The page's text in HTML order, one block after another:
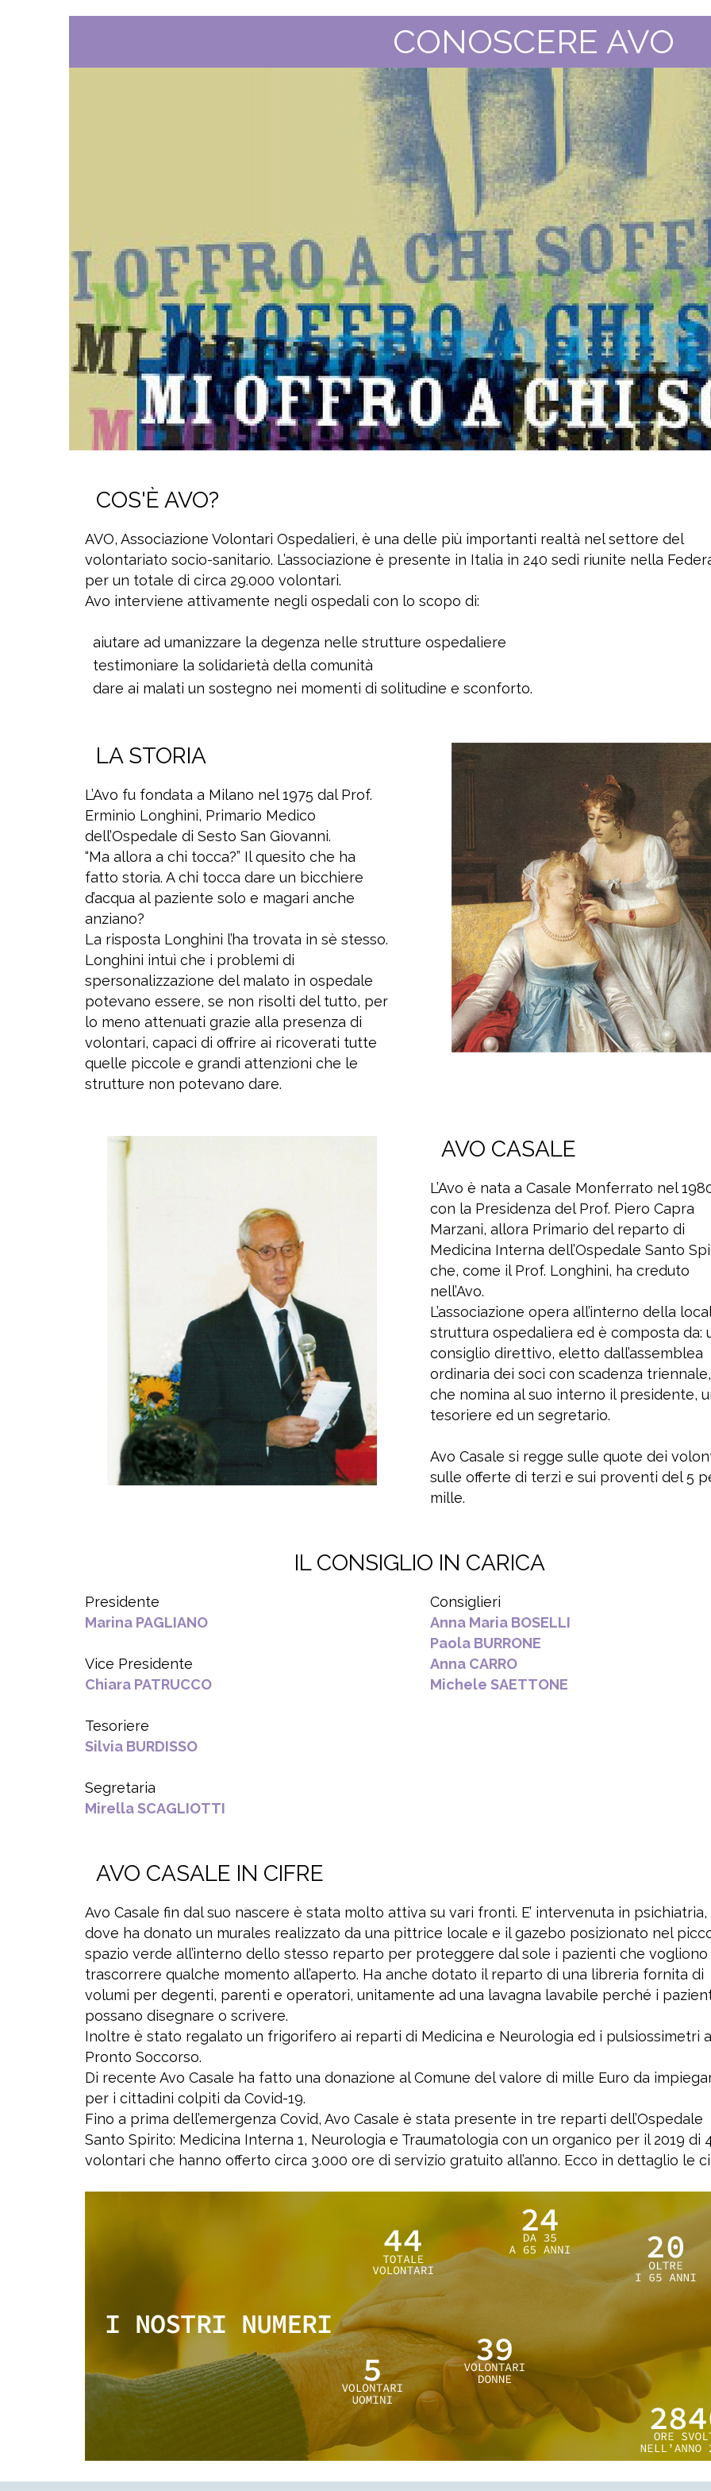
CONOSCERE AVO
COS'È AVO?
AVO, Associazione Volontari Ospedalieri, è una delle più importanti realtà nel settore del
volontariato socio-sanitario. L’associazione è presente in Italia in 240 sedi riunite nella
per un totale di circa 29.000 volontari.
Avo interviene attivamente negli ospedali con lo scopo di:
aiutare ad umanizzare la degenza nelle strutture ospedaliere
testimoniare la solidarietà della comunità
dare ai malati un sostegno nei momenti di solitudine e sconforto.
LA STORIA
L’Avo fu fondata a Milano nel 1975 dal Prof.
Erminio Longhini, Primario Medico
dell’Ospedale di Sesto San Giovanni.
“Ma allora a chi tocca?” Il quesito che ha
fatto storia. A chi tocca dare un bicchiere
d’acqua al paziente solo e magari anche
anziano?
La risposta Longhini l’ha trovata in sè stesso.
Longhini intuì che i problemi di
spersonalizzazione del malato in ospedale
potevano essere, se non risolti del tutto, per
lo meno attenuati grazie alla presenza di
volontari, capaci di offrire ai ricoverati tutte
quelle piccole e grandi attenzioni che le
strutture non potevano dare.
AVO CASALE
L’Avo è nata a Casale Monferrato nel
con la Presidenza del Prof. Piero Capra
Marzani, allora Primario del reparto di
Medicina Interna dell’Ospedale Santo
che, come il Prof. Longhini, ha creduto
nell’Avo.
L’associazione opera all’interno della
struttura ospedaliera ed è composta da:
consiglio direttivo, eletto dall’assemblea
ordinaria dei soci con scadenza triennale,
che nomina al suo interno il presidente,
tesoriere ed un segretario.
Avo Casale si regge sulle quote dei
sulle offerte di terzi e sui proventi del 5
mille.
IL CONSIGLIO IN CARICA
Presidente
Marina PAGLIANO
Vice Presidente
Chiara PATRUCCO
Tesoriere
Silvia BURDISSO
Segretaria
Mirella SCAGLIOTTI
Consiglieri
Anna Maria BOSELLI
Paola BURRONE
Anna CARRO
Michele SAETTONE
AVO CASALE IN CIFRE
Avo Casale fin dal suo nascere è stata molto attiva su vari fronti. E’ intervenuta in psichiatria,
dove ha donato un murales realizzato da una pittrice locale e il gazebo posizionato nel
spazio verde all’interno dello stesso reparto per proteggere dal sole i pazienti che vogliono
trascorrere qualche momento all’aperto. Ha anche dotato il reparto di una libreria fornita di
volumi per degenti, parenti e operatori, unitamente ad una lavagna lavabile perché i
possano disegnare o scrivere.
Inoltre è stato regalato un frigorifero ai reparti di Medicina e Neurologia ed i pulsiossimetri
Pronto Soccorso.
Di recente Avo Casale ha fatto una donazione al Comune del valore di mille Euro da
per i cittadini colpiti da Covid-19.
Fino a prima dell’emergenza Covid, Avo Casale è stata presente in tre reparti dell’Ospedale
Santo Spirito: Medicina Interna 1, Neurologia e Traumatologia con un organico per il 2019 di
volontari che hanno offerto circa 3.000 ore di servizio gratuito all’anno. Ecco in dettaglio le